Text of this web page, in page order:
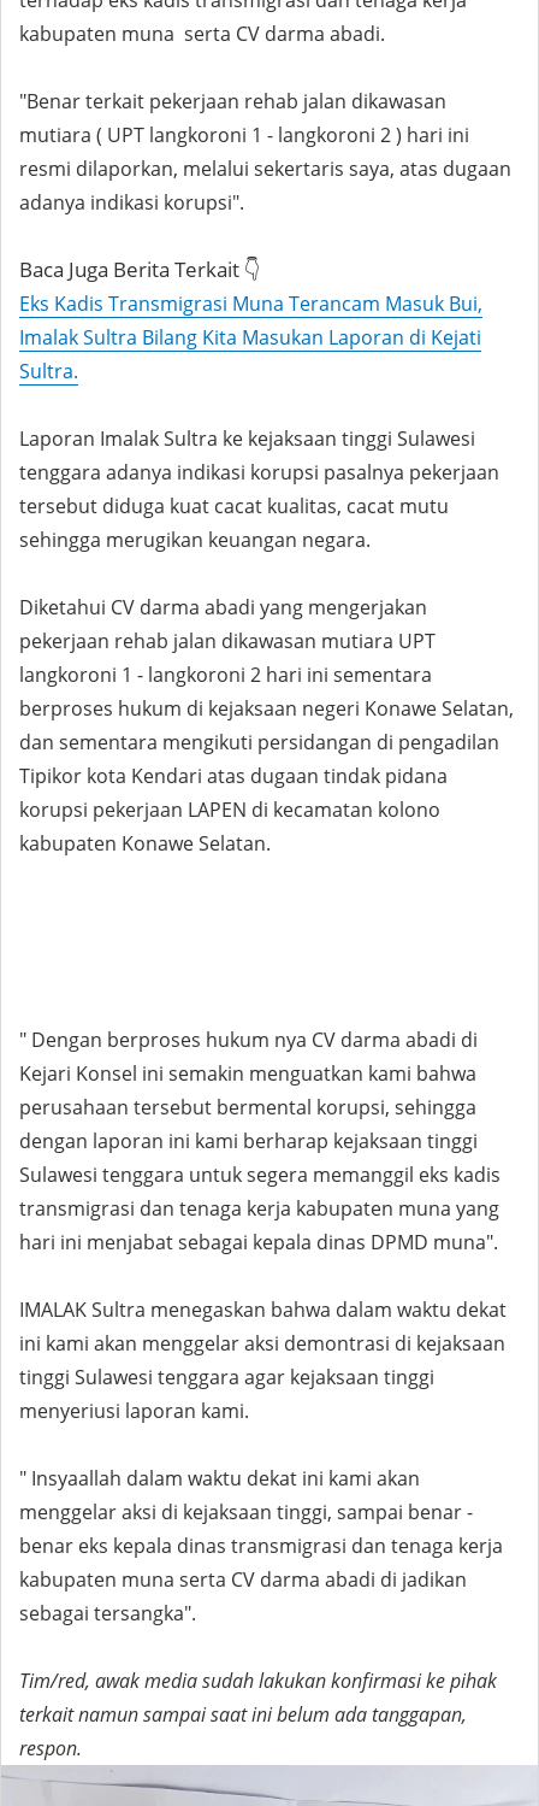
kabupaten muna serta CV darma abadi.
"Benar terkait pekerjaan rehab jalan dikawasan
mutiara ( UPT langkoroni 1 - langkoroni 2 ) hari ini
resmi dilaporkan, melalui sekertaris saya, atas dugaan
adanya indikasi korupsi".
Baca Juga Berita Terkait 👇
Eks Kadis Transmigrasi Muna Terancam Masuk Bui,
Imalak Sultra Bilang Kita Masukan Laporan di Kejati
Sultra.
Laporan Imalak Sultra ke kejaksaan tinggi Sulawesi
tenggara adanya indikasi korupsi pasalnya pekerjaan
tersebut diduga kuat cacat kualitas, cacat mutu
sehingga merugikan keuangan negara.
Diketahui CV darma abadi yang mengerjakan
pekerjaan rehab jalan dikawasan mutiara UPT
langkoroni 1 - langkoroni 2 hari ini sementara
berproses hukum di kejaksaan negeri Konawe Selatan,
dan sementara mengikuti persidangan di pengadilan
Tipikor kota Kendari atas dugaan tindak pidana
korupsi pekerjaan LAPEN di kecamatan kolono
kabupaten Konawe Selatan.
" Dengan berproses hukum nya CV darma abadi di
Kejari Konsel ini semakin menguatkan kami bahwa
perusahaan tersebut bermental korupsi, sehingga
dengan laporan ini kami berharap kejaksaan tinggi
Sulawesi tenggara untuk segera memanggil eks kadis
transmigrasi dan tenaga kerja kabupaten muna yang
hari ini menjabat sebagai kepala dinas DPMD muna".
IMALAK Sultra menegaskan bahwa dalam waktu dekat
ini kami akan menggelar aksi demontrasi di kejaksaan
tinggi Sulawesi tenggara agar kejaksaan tinggi
menyeriusi laporan kami.
" Insyaallah dalam waktu dekat ini kami akan
menggelar aksi di kejaksaan tinggi, sampai benar -
benar eks kepala dinas transmigrasi dan tenaga kerja
kabupaten muna serta CV darma abadi di jadikan
sebagai tersangka".
Tim/red, awak media sudah lakukan konfirmasi ke pihak
terkait namun sampai saat ini belum ada tanggapan,
respon.